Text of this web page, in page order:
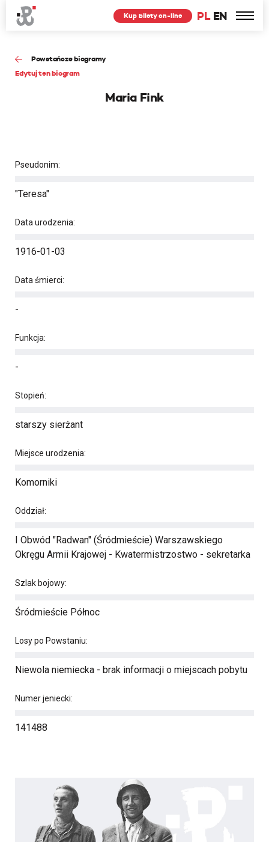
PL EN
Kup bilety on-line
Powstańcze biogramy
Edytuj ten biogram
Maria Fink
Pseudonim:
"Teresa"
Data urodzenia:
1916-01-03
Data śmierci:
-
Funkcja:
-
Stopień:
starszy sierżant
Miejsce urodzenia:
Komorniki
Oddział:
I Obwód "Radwan" (Śródmieście) Warszawskiego
Okręgu Armii Krajowej - Kwatermistrzostwo - sekretarka
Szlak bojowy:
Śródmieście Północ
Losy po Powstaniu:
Niewola niemiecka - brak informacji o miejscach pobytu
Numer jeniecki:
141488